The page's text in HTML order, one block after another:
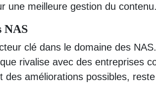
une meilleure gestion du contenu.
NAS
clé dans le domaine des NAS.
rivalise avec des entreprises
des améliorations possibles,